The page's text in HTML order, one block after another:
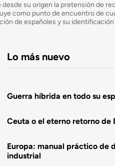
desde su origen la pretensión
como punto de encuentro de
de españoles y su identificación
Lo más nuevo
Guerra híbrida en todo su
Ceuta o el eterno retorno de
Europa: manual práctico de
industrial